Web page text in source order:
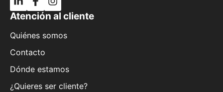
Atención al cliente
Quiénes somos
Contacto
Dónde estamos
¿Quieres ser cliente?